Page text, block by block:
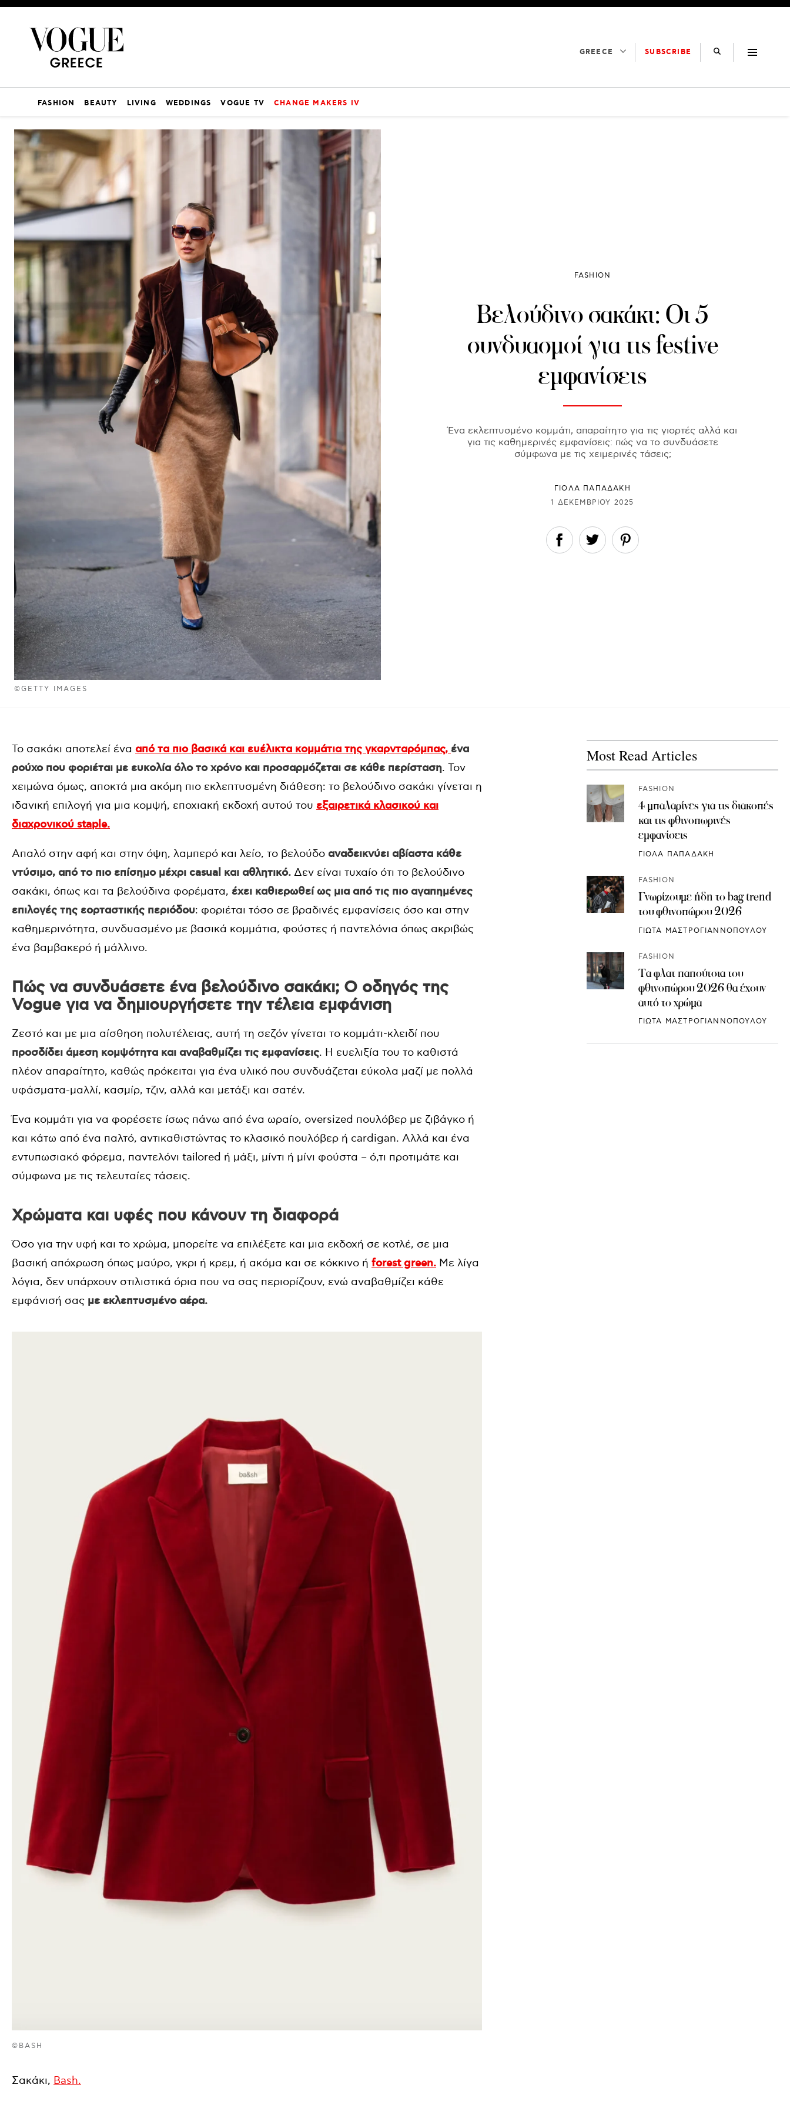
GREECE SUBSCRIBE
FASHION BEAUTY LIVING WEDDINGS VOGUE TV CHANGE MAKERS IV
©GETTY IMAGES
FASHION
Βελούδινο σακάκι: Οι 5
συνδυασμοί για τις festive
εμφανίσεις
Ένα εκλεπτυσμένο κομμάτι, απαραίτητο για τις γιορτές αλλά και
για τις καθημερινές εμφανίσεις: πώς να το συνδυάσετε
σύμφωνα με τις χειμερινές τάσεις;
ΓΙΌΛΑ ΠΑΠΑΔΆΚΗ
1 ΔΕΚΕΜΒΡΊΟΥ 2025
Το σακάκι αποτελεί ένα από τα πιο βασικά και ευέλικτα κομμάτια της γκαρνταρόμπας, ένα
ρούχο που φοριέται με ευκολία όλο το χρόνο και προσαρμόζεται σε κάθε περίσταση. Τον
χειμώνα όμως, αποκτά μια ακόμη πιο εκλεπτυσμένη διάθεση: το βελούδινο σακάκι γίνεται η
ιδανική επιλογή για μια κομψή, εποχιακή εκδοχή αυτού του εξαιρετικά κλασικού και
διαχρονικού staple.
Απαλό στην αφή και στην όψη, λαμπερό και λείο, το βελούδο αναδεικνύει αβίαστα κάθε
ντύσιμο, από το πιο επίσημο μέχρι casual και αθλητικό. Δεν είναι τυχαίο ότι το βελούδινο
σακάκι, όπως και τα βελούδινα φορέματα, έχει καθιερωθεί ως μια από τις πιο αγαπημένες
επιλογές της εορταστικής περιόδου: φοριέται τόσο σε βραδινές εμφανίσεις όσο και στην
καθημερινότητα, συνδυασμένο με βασικά κομμάτια, φούστες ή παντελόνια όπως ακριβώς
ένα βαμβακερό ή μάλλινο.
Πώς να συνδυάσετε ένα βελούδινο σακάκι; Ο οδηγός της
Vogue για να δημιουργήσετε την τέλεια εμφάνιση
Ζεστό και με μια αίσθηση πολυτέλειας, αυτή τη σεζόν γίνεται το κομμάτι-κλειδί που
προσδίδει άμεση κομψότητα και αναβαθμίζει τις εμφανίσεις. Η ευελιξία του το καθιστά
πλέον απαραίτητο, καθώς πρόκειται για ένα υλικό που συνδυάζεται εύκολα μαζί με πολλά
υφάσματα-μαλλί, κασμίρ, τζιν, αλλά και μετάξι και σατέν.
Ένα κομμάτι για να φορέσετε ίσως πάνω από ένα ωραίο, oversized πουλόβερ με ζιβάγκο ή
και κάτω από ένα παλτό, αντικαθιστώντας το κλασικό πουλόβερ ή cardigan. Αλλά και ένα
εντυπωσιακό φόρεμα, παντελόνι tailored ή μάξι, μίντι ή μίνι φούστα – ό,τι προτιμάτε και
σύμφωνα με τις τελευταίες τάσεις.
Χρώματα και υφές που κάνουν τη διαφορά
Όσο για την υφή και το χρώμα, μπορείτε να επιλέξετε και μια εκδοχή σε κοτλέ, σε μια
βασική απόχρωση όπως μαύρο, γκρι ή κρεμ, ή ακόμα και σε κόκκινο ή forest green. Με λίγα
λόγια, δεν υπάρχουν στιλιστικά όρια που να σας περιορίζουν, ενώ αναβαθμίζει κάθε
εμφάνισή σας με εκλεπτυσμένο αέρα.
©BASH
Σακάκι, Bash.
Most Read Articles
FASHION
4 μπαλαρίνες για τις διακοπές
και τις φθινοπωρινές
εμφανίσεις
ΓΙΟΛΑ ΠΑΠΑΔΑΚΗ
FASHION
Γνωρίζουμε ήδη το bag trend
του φθινοπώρου 2026
ΓΙΩΤΑ ΜΑΣΤΡΟΓΙΑΝΝΟΠΟΥΛΟΥ
FASHION
Τα φλατ παπούτσια του
φθινοπώρου 2026 θα έχουν
αυτό το χρώμα
ΓΙΩΤΑ ΜΑΣΤΡΟΓΙΑΝΝΟΠΟΥΛΟΥ